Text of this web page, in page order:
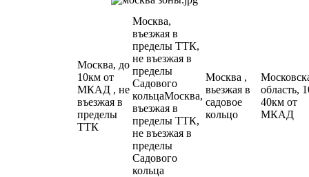
Москва, до
10км от
МКАД , не
въезжая в
пределы
ТТК
Москва,
въезжая в
пределы ТТК,
не въезжая в
пределы
Садового
кольцаМосква,
въезжая в
пределы ТТК,
не въезжая в
пределы
Садового
кольца
Москва ,
вьезжая в
садовое
кольцо
область,
40км от
МКАД